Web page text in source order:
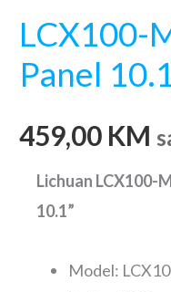
LCX100-
Panel
459,00 KM
Lichuan LCX100-
10.1”
Model: